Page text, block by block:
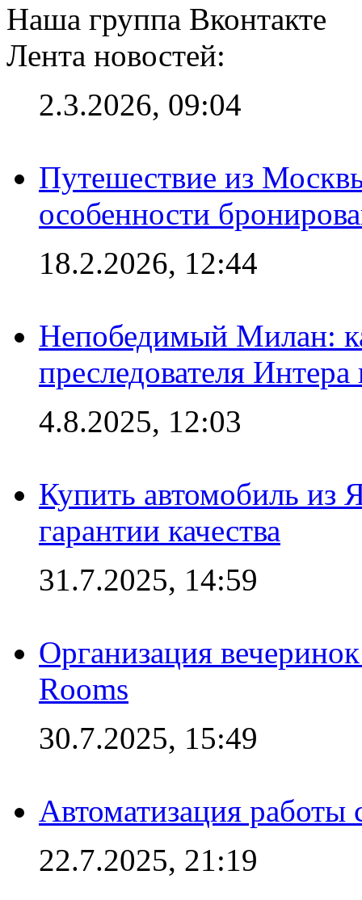
Наша группа Вконтакте
Лента новостей:
2.3.2026, 09:04
Путешествие из
особенности
18.2.2026, 12:44
Непобедимый Милан:
преследователя
4.8.2025, 12:03
Купить автомобиль из
гарантии качества
31.7.2025, 14:59
Организация
Rooms
30.7.2025, 15:49
Автоматизация работы
22.7.2025, 21:19